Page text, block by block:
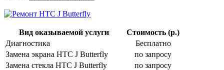
Вид оказываемой услуги
Стоимость (р.)
Диагностика
Бесплатно
Замена экрана HTC J Butterfly
по запросу
Замена стекла HTC J Butterfly
по запросу